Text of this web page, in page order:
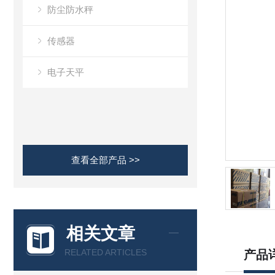
防尘防水秤
传感器
电子天平
查看全部产品 >>
相关文章
RELATED ARTICLES 产品